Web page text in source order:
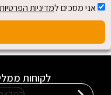
אני מסכים למדיניות
לקוחות